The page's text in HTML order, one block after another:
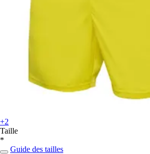
+2
Taille
*
Guide des tailles